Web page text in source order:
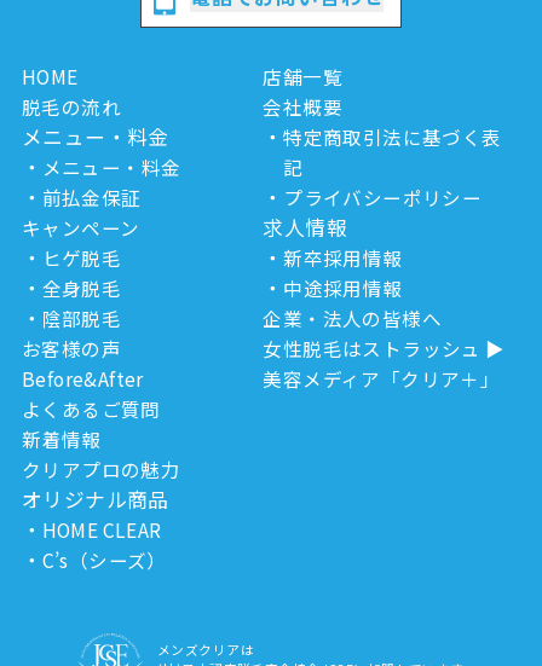
HOME
脱毛の流れ
メニュー・料金
メニュー・料金
前払金保証
キャンペーン
ヒゲ脱毛
全身脱毛
陰部脱毛
お客様の声
Before&After
よくあるご質問
新着情報
クリアプロの魅力
オリジナル商品
HOME CLEAR
C’s（シーズ）
店舗一覧
会社概要
特定商取引法に基づく表
記
プライバシーポリシー
求人情報
新卒採用情報
中途採用情報
企業・法人の皆様へ
女性脱毛はストラッシュ
美容メディア「クリア＋」
メンズクリアは